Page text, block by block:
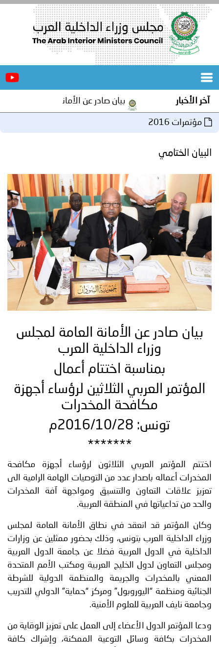
الرئيسية
المجلس
مؤتمرات
اجتماعات
جهود
و
إنجازات
برامج
توعوية
الخدمات
وفيديو
مجلة
أصداء
إعلانات
نحن
اتصل
آخر الأخبار بيان صادر عن الأمانة العامة لمجلس
مؤتمرات 2016
البيان الختامي
بيان صادر عن الأمانة العامة لمجلس
وزراء الداخلية العرب
بمناسبة اختتام أعمال
المؤتمر العربي الثلاثين لرؤساء أجهزة
مكافحة المخدرات
تونس: 2016/10/28م
*******
اختتم المؤتمر العربي الثلاثون لرؤساء أجهزة مكافحة
المخدرات أعماله باصدار عدد من التوصيات الهامة الرامية الى
تعزيز علاقات التعاون والتنسيق ومواجهة آفة المخدرات
والحد من تداعياتها في المنطقة العربية.
وكان المؤتمر قد انعقد في نطاق الأمانة العامة لمجلس
وزراء الداخلية العرب بتونس، وذلك بحضور ممثلين عن وزارات
الداخلية في الدول العربية فضلا عن جامعة الدول العربية
ومجلس التعاون لدول الخليج العربية ومكتب الأمم المتحدة
المعني بالمخدرات والجريمة والمنظمة الدولية للشرطة
الجنائية ومنظمة “اليوروبول” ومركز “حماية” الدولي للتدريب
وجامعة نايف العربية للعلوم الأمنية.
ودعا المؤتمر الدول الأعضاء إلى العمل على تعزيز الوقاية من
المخدرات بكافة وسائل التوعية الممكنة، وإشراك كافة